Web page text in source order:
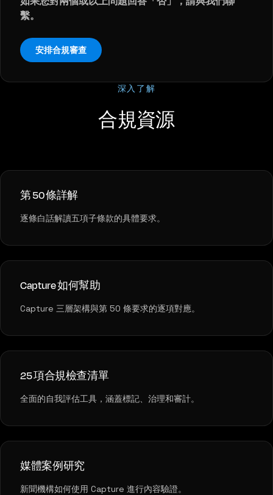
繫。
安排合規審查
深入了解
合規資源
第 50 條詳解
逐條白話解讀五項子條款的具體要求。
Capture 如何幫助
Capture 三層架構與第 50 條要求的逐項對應。
25 項合規檢查清單
全面的自我評估工具，涵蓋標記、治理和審計。
媒體案例研究
新聞機構如何使用 Capture 進行內容驗證。